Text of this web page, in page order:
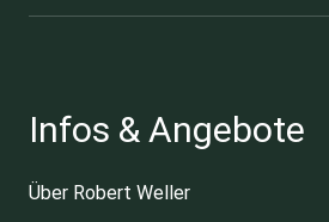
Infos & Angebote
Über Robert Weller